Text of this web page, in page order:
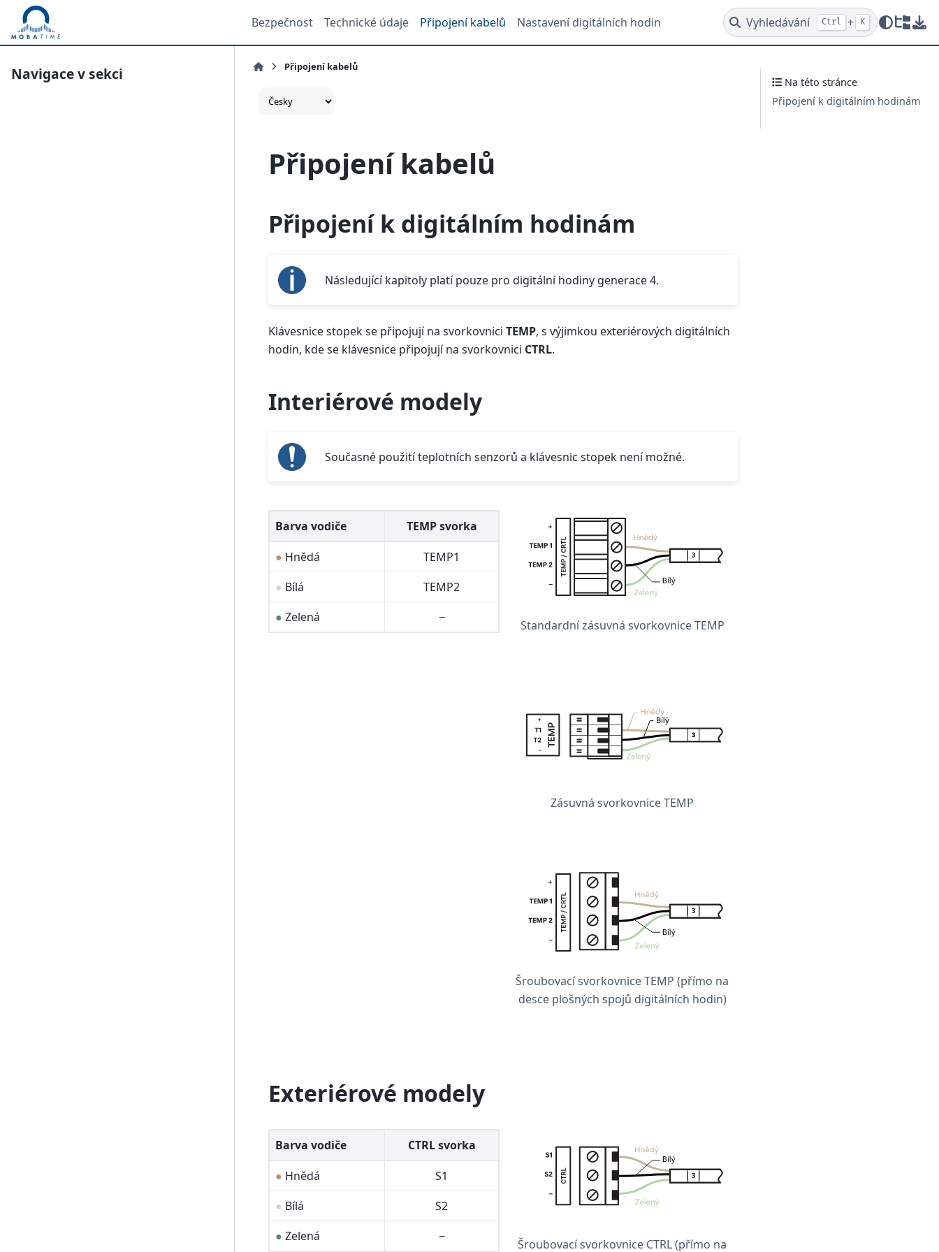
Bezpečnost Technické údaje Připojení kabelů Nastavení digitálních hodin Vyhledávání Ctrl + K
Navigace v sekci Připojení kabelů
Připojení kabelů
Připojení k digitálním hodinám
Následující kapitoly platí pouze pro digitální hodiny generace 4.
Klávesnice stopek se připojují na svorkovnici TEMP, s výjimkou exteriérových digitálních
hodin, kde se klávesnice připojují na svorkovnici CTRL.
Interiérové modely
Současné použití teplotních senzorů a klávesnic stopek není možné.
Barva vodiče
TEMP svorka
● Hnědá
TEMP1
● Bílá
TEMP2
● Zelená −
Standardní zásuvná svorkovnice TEMP
Zásuvná svorkovnice TEMP
Šroubovací svorkovnice TEMP (přímo na
desce plošných spojů digitálních hodin)
Exteriérové modely
Barva vodiče
CTRL svorka
● Hnědá
S1
● Bílá
S2
● Zelená −
Šroubovací svorkovnice CTRL (přímo na
Na této stránce
Připojení k digitálním hodinám